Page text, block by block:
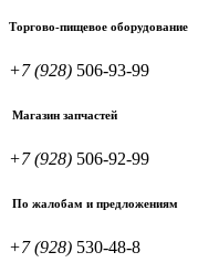
Торгово-пищевое оборудование
+7 (928) 506-93-99
Магазин запчастей
+7 (928) 506-92-99
По жалобам и предложениям
+7 (928) 530-48-8